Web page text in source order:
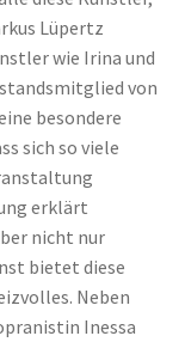
Lüpertz
wie Irina und
von
besondere
sich so viele
erklärt
nicht nur
bietet diese
Neben
Inessa